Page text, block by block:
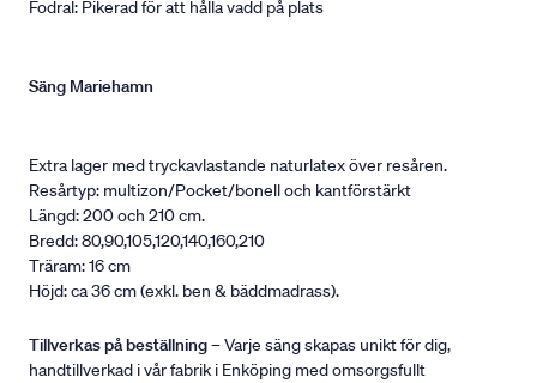
Fodral: Pikerad för att hålla vadd på plats
Säng Mariehamn
Extra lager med tryckavlastande naturlatex över resåren.
Resårtyp: multizon/Pocket/bonell och kantförstärkt
Längd: 200 och 210 cm.
Bredd: 80,90,105,120,140,160,210
Träram: 16 cm
Höjd: ca 36 cm (exkl. ben & bäddmadrass).
Tillverkas på beställning– Varje säng skapas unikt för dig,
handtillverkad i vår fabrik i Enköping med omsorgsfullt